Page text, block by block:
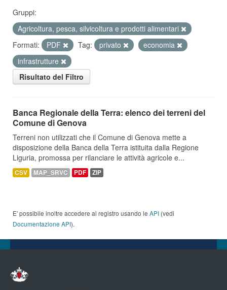
Gruppi:
Agricoltura, pesca, silvicoltura e prodotti alimentari
Formati:
PDF Tag: privato
economia
infrastrutture
Risultato del Filtro
Banca Regionale della Terra: elenco dei terreni del
Comune di Genova
Terreni non utilizzati che il Comune di Genova mette a
disposizione della Banca della Terra istituita dalla Regione
Liguria, promossa per rilanciare le attività agricole e...
CSV MAP_SRVC PDF ZIP
E' possibile inoltre accedere al registro usando le API (vedi
Documentazione API).